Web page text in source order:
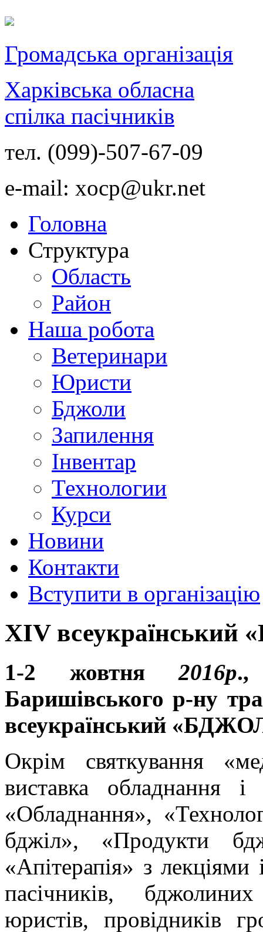
Громадська організація
Харківська обласна
спілка пасічників
тел. (099)-507-67-09
e-mail: xocp@ukr.net
Головна
Структура
Область
Район
Наша робота
Ветеринари
Юристи
Бджоли
Запилення
Інвентар
Технологии
Курси
Новини
Контакти
Вступити в організацію
XІV
1-2 жовтня2016р.,
Баришівського р-ну
всеукраїнський
Окрім святкування
виставка обладнання і
«Обладнання»,
бджіл», «Продукти
«Апітерапія» з
пасічників, бджолиних
юристів, провідників